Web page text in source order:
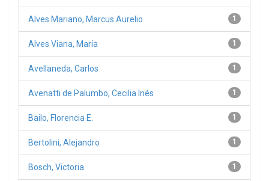
1
Alves Mariano, Marcus Aurelio
1
Alves Viana, María
1
Avellaneda, Carlos
1
Avenatti de Palumbo, Cecilia Inés
1
Bailo, Florencia E.
1
Bertolini, Alejandro
1
Bosch, Victoria